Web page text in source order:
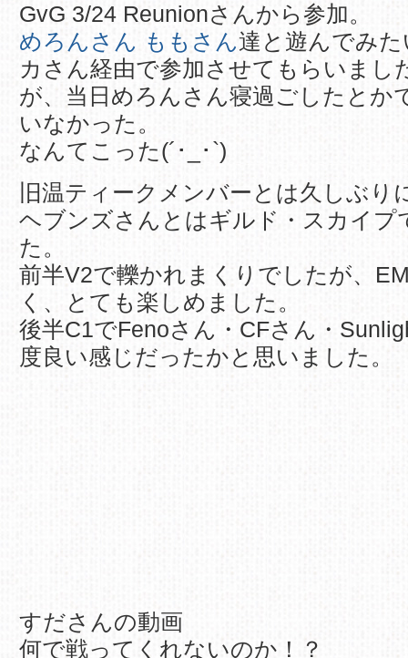
GvG 3/24 Reunionさんから参加。
めろんさん ももさん達と遊んでみ
カさん経由で参加させてもらいまし
が、当日めろんさん寝過ごしたとか
いなかった。
なんてこった(´･_･`)
旧温ティークメンバーとは久しぶり
ヘブンズさんとはギルド・スカイプ
た。
前半V2で轢かれまくりでしたが、
く、とても楽しめました。
後半C1でFenoさん・CFさん・
度良い感じだったかと思いました。
すださんの動画
何で戦ってくれないのか！？